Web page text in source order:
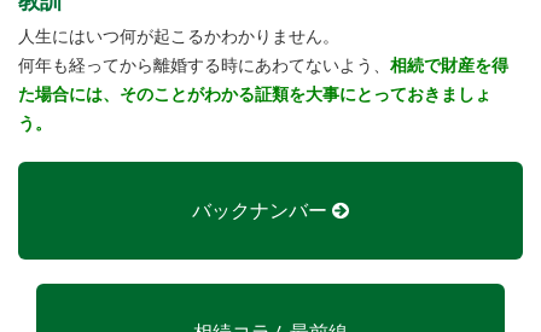
人生にはいつ何が起こるかわかりません。
何年も経ってから離婚する時にあわてないよう、 相続で財産を得
た場合には、そのことがわかる証類を大事にとっておきましょ
う。
バックナンバー